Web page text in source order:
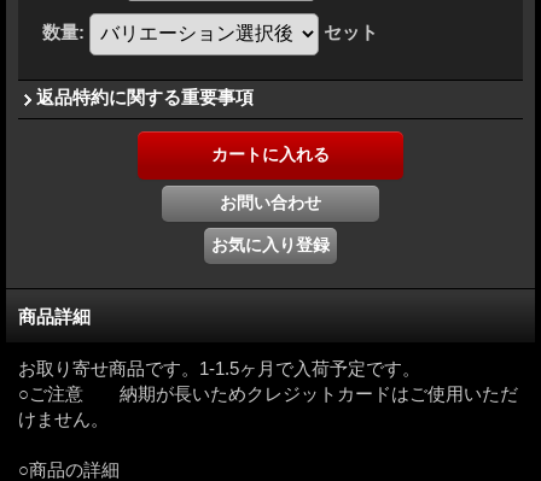
数量: セット
返品特約に関する重要事項
商品詳細
お取り寄せ商品です。1-1.5ヶ月で入荷予定です。
○ご注意 納期が長いためクレジットカードはご使用いただ
けません。
○商品の詳細